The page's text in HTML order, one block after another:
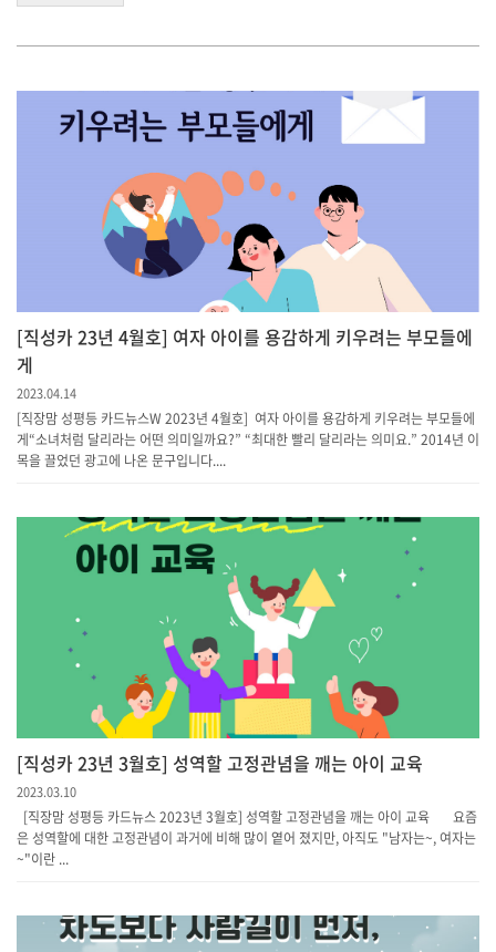
[직성카 23년 4월호] 여자 아이를 용감하게 키우려는 부모들에
게
2023.04.14
[직장맘 성평등 카드뉴스W 2023년 4월호] 여자 아이를 용감하게 키우려는 부모들에
게“소녀처럼 달리라는 어떤 의미일까요?” “최대한 빨리 달리라는 의미요.” 2014년 이
목을 끌었던 광고에 나온 문구입니다....
[직성카 23년 3월호] 성역할 고정관념을 깨는 아이 교육
2023.03.10
[직장맘 성평등 카드뉴스 2023년 3월호] 성역할 고정관념을 깨는 아이 교육 요즘
은 성역할에 대한 고정관념이 과거에 비해 많이 옅어 졌지만, 아직도 "남자는~, 여자는
~"이란 ...